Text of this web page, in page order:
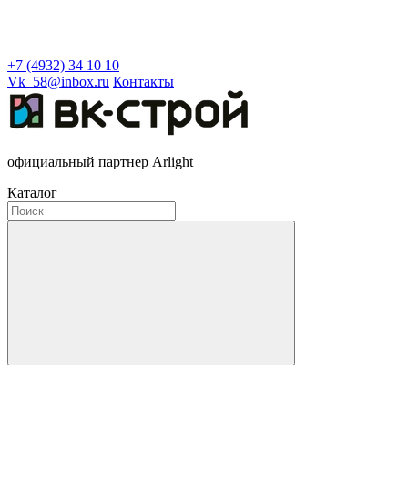
+7 (4932) 34 10 10
Vk_58@inbox.ru Контакты
официальный партнер Arlight
Каталог